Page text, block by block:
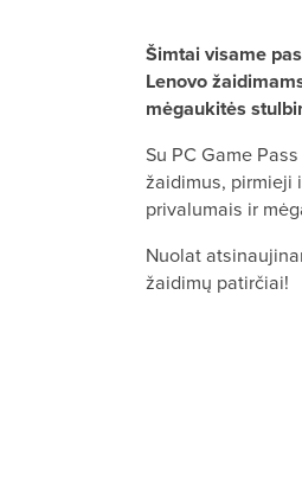
Šimtai visame
Lenovo
mėgaukitės
Su PC Game
žaidimus, pirmieji
privalumais ir
Nuolat
žaidimų patirčiai!